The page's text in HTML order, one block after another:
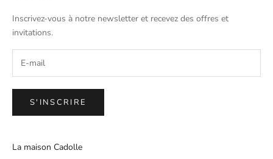
Inscrivez-vous à notre newsletter et recevez des offres et
invitations.
S'INSCRIRE
La maison Cadolle